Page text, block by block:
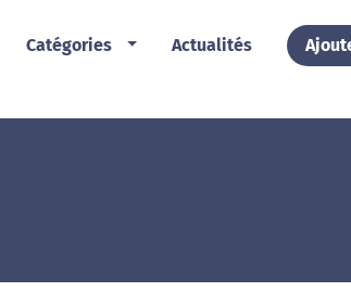
Catégories Actualités